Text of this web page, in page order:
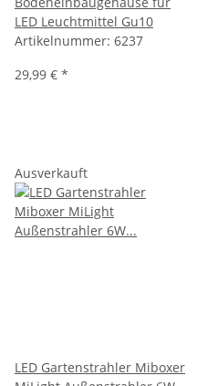
LED Leuchtmittel Gu10
Artikelnummer: 6237
29,99 € *
Ausverkauft
LED Gartenstrahler Miboxer